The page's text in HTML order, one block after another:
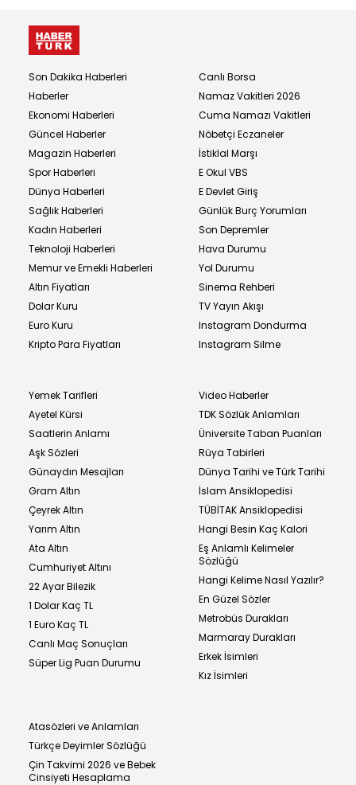
Son Dakika Haberleri
Haberler
Ekonomi Haberleri
Güncel Haberler
Magazin Haberleri
Spor Haberleri
Dünya Haberleri
Sağlık Haberleri
Kadın Haberleri
Teknoloji Haberleri
Memur ve Emekli Haberleri
Altın Fiyatları
Dolar Kuru
Euro Kuru
Kripto Para Fiyatları
Canlı Borsa
Namaz Vakitleri 2026
Cuma Namazı Vakitleri
Nöbetçi Eczaneler
İstiklal Marşı
E Okul VBS
E Devlet Giriş
Günlük Burç Yorumları
Son Depremler
Hava Durumu
Yol Durumu
Sinema Rehberi
TV Yayın Akışı
Instagram Dondurma
Instagram Silme
Yemek Tarifleri
Ayetel Kürsi
Saatlerin Anlamı
Aşk Sözleri
Günaydın Mesajları
Gram Altın
Çeyrek Altın
Yarım Altın
Ata Altın
Cumhuriyet Altını
22 Ayar Bilezik
1 Dolar Kaç TL
1 Euro Kaç TL
Canlı Maç Sonuçları
Süper Lig Puan Durumu
Video Haberler
TDK Sözlük Anlamları
Üniversite Taban Puanları
Rüya Tabirleri
Dünya Tarihi ve Türk Tarihi
İslam Ansiklopedisi
TÜBİTAK Ansiklopedisi
Hangi Besin Kaç Kalori
Eş Anlamlı Kelimeler
Sözlüğü
Hangi Kelime Nasıl Yazılır?
En Güzel Sözler
Metrobüs Durakları
Marmaray Durakları
Erkek İsimleri
Kız İsimleri
Atasözleri ve Anlamları
Türkçe Deyimler Sözlüğü
Çin Takvimi 2026 ve Bebek
Cinsiyeti Hesaplama